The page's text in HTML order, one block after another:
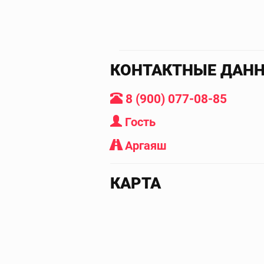
КОНТАКТНЫЕ
8 (900) 077-08-85
Гость
Аргаяш
КАРТА